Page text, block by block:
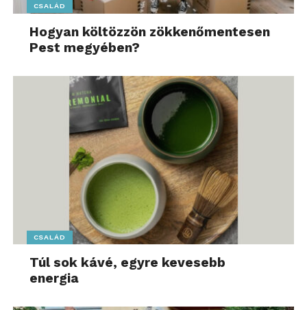
CSALÁD
Hogyan költözzön zökkenőmentesen
Pest megyében?
CSALÁD
Túl sok kávé, egyre kevesebb
energia